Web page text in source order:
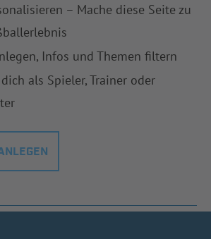
– Mache diese Seite zu
Infos und Themen filtern
als Spieler, Trainer oder